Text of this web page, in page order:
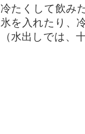
冷たくして飲み
氷を入れたり、
（水出しでは、